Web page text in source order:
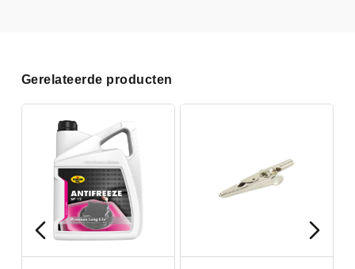
Gerelateerde producten